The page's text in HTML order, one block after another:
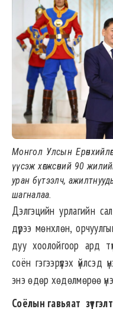
Монгол Улсын
үүсэж хөгжсөний 90
уран бүтээлч,
шагналаа.
Дэлгэцийн урлагийн
дүрээ мөнхлөн,
дуу хоолойгоор ард
соён гэгээрүүлэх
энэ өдөр хөдөлмөрөө
Соёлын гавьяат